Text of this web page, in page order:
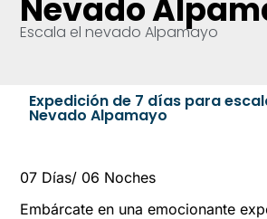
Nevado
Escala el nevado Alpamayo
Expedición de 7 días para
Nevado Alpamayo
07 Días/ 06 Noches
Embárcate en una emocionante